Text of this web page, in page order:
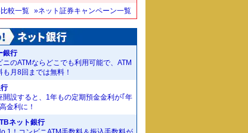
較一覧 »ネット証券キャンペーン一覧
銀行
ニのATMならどこでも利用可能で、ATM
も月8回までは無料！
開設すると、1年もの定期預金金利が｢年
金利に！
ネット銀行